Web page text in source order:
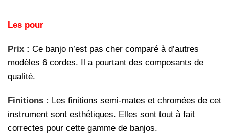
Les pour
Prix : Ce banjo n’est pas cher comparé à d’autres
modèles 6 cordes. Il a pourtant des composants de
qualité.
Finitions : Les finitions semi-mates et chromées de cet
instrument sont esthétiques. Elles sont tout à fait
correctes pour cette gamme de banjos.